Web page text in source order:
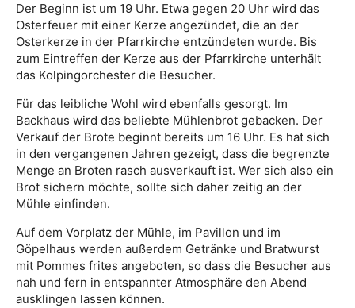
Der Beginn ist um 19 Uhr. Etwa gegen 20 Uhr wird das
Osterfeuer mit einer Kerze angezündet, die an der
Osterkerze in der Pfarrkirche entzündeten wurde. Bis
zum Eintreffen der Kerze aus der Pfarrkirche unterhält
das Kolpingorchester die Besucher.
Für das leibliche Wohl wird ebenfalls gesorgt. Im
Backhaus wird das beliebte Mühlenbrot gebacken. Der
Verkauf der Brote beginnt bereits um 16 Uhr. Es hat sich
in den vergangenen Jahren gezeigt, dass die begrenzte
Menge an Broten rasch ausverkauft ist. Wer sich also ein
Brot sichern möchte, sollte sich daher zeitig an der
Mühle einfinden.
Auf dem Vorplatz der Mühle, im Pavillon und im
Göpelhaus werden außerdem Getränke und Bratwurst
mit Pommes frites angeboten, so dass die Besucher aus
nah und fern in entspannter Atmosphäre den Abend
ausklingen lassen können.